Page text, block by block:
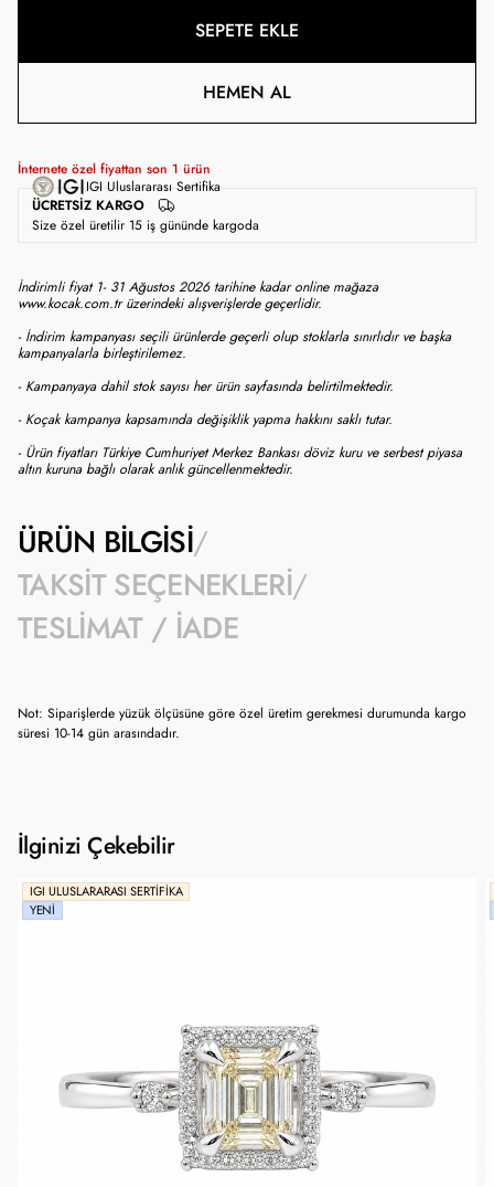
SEPETE EKLE
HEMEN AL
İnternete özel fiyattan son 1 ürün
ÜCRETSIZ KARGO
IGI Uluslararası Sertifika
Size özel üretilir 15 iş gününde kargoda
İndirimli fiyat 1- 31 Ağustos 2026 tarihine kadar online mağaza
www.kocak.com.tr üzerindeki alışverişlerde geçerlidir.
- İndirim kampanyası seçili ürünlerde geçerli olup stoklarla sınırlıdır ve başka
kampanyalarla birleştirilemez.
- Kampanyaya dahil stok sayısı her ürün sayfasında belirtilmektedir.
- Koçak kampanya kapsamında değişiklik yapma hakkını saklı tutar.
- Ürün fiyatları Türkiye Cumhuriyet Merkez Bankası döviz kuru ve serbest piyasa
altın kuruna bağlı olarak anlık güncellenmektedir.
ÜRÜN BILGISI
TAKSIT SEÇENEKLERI
TESLIMAT / İADE
Not: Siparişlerde yüzük ölçüsüne göre özel üretim gerekmesi durumunda kargo
süresi 10-14 gün arasındadır.
İlginizi Çekebilir
IGI ULUSLARARASI SERTIFIKA
YENI